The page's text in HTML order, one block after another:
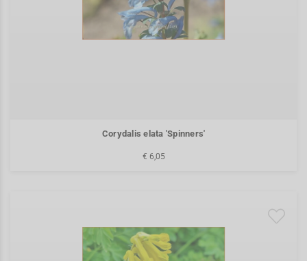
Corydalis elata 'Spinners'
€ 6,05